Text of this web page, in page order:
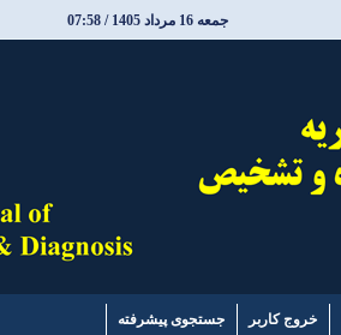
جمعه 16 مرداد 1405 / 07:58
خروج کاربر جستجوی پیشرفته